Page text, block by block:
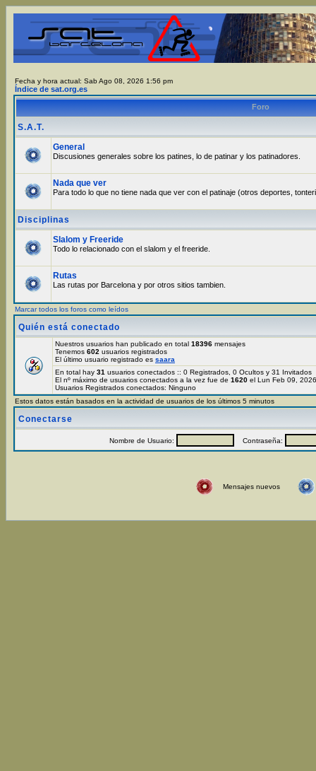
Fecha y hora actual: Sab Ago 08, 2026 1:56 pm
Índice de sat.org.es
Foro
S.A.T.
General
Discusiones generales sobre los patines, lo de patinar y los patinadores.
Nada que ver
Para todo lo que no tiene nada que ver con el patinaje (otros deportes,
Disciplinas
Slalom y Freeride
Todo lo relacionado con el slalom y el freeride.
Rutas
Las rutas por Barcelona y por otros sitios tambien.
Marcar todos los foros como leídos
Quién está conectado
Nuestros usuarios han publicado en total 18396 mensajes
Tenemos 602 usuarios registrados
El último usuario registrado es saara
En total hay 31 usuarios conectados :: 0 Registrados, 0 Ocultos y 31
El nº máximo de usuarios conectados a la vez fue de 1620 el Lun Feb 09,
Usuarios Registrados conectados: Ninguno
Estos datos están basados en la actividad de usuarios de los últimos 5 minutos
Conectarse
Nombre de Usuario: Contraseña:
Mensajes nuevos